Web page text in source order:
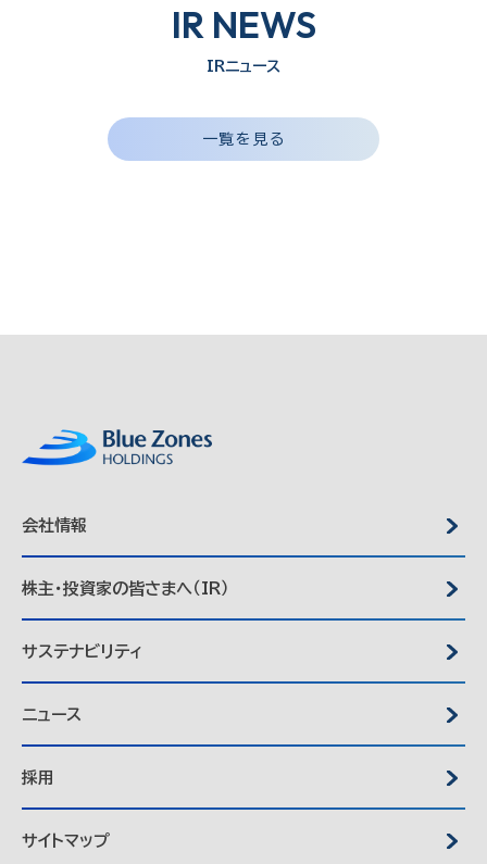
IR NEWS
IRニュース
一覧を見る
会社情報
株主・投資家の皆さまへ（IR）
サステナビリティ
ニュース
採用
サイトマップ